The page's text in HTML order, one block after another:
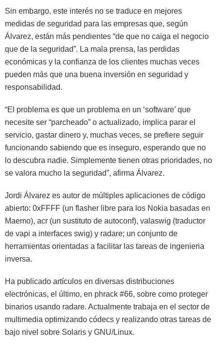
Sin embargo, este interés no se traduce en mejores
medidas de seguridad para las empresas que, según
Álvarez, están más pendientes “de que no caiga el negocio
que de la seguridad”. La mala prensa, las perdidas
económicas y la confianza de los clientes muchas veces
pueden más que una buena inversión en seguridad y
responsabilidad.
“El problema es que un problema en un ‘software’ que
necesite ser “parcheado” o actualizado, implica parar el
servicio, gastar dinero y, muchas veces, se prefiere seguir
funcionando sabiendo que es inseguro, esperando que no
lo descubra nadie. Simplemente tienen otras prioridades, no
se valora mucho la seguridad”, afirma Álvarez.
Jordi Álvarez es autor de múltiples aplicaciones de código
abierto: 0xFFFF (un flasher libre para los Nokia basadas en
Maemo), acr (un sustituto de autoconf), valaswig (traductor
de vapi a interfaces swig) y radare; un conjunto de
herramientas orientadas a facilitar las tareas de ingenieria
inversa.
Ha publicado artículos en diversas distribuciones
electrónicas, el último, en phrack #66, sobre como proteger
binarios usando radare. Actualmente trabaja en el sector de
multimedia optimizando códecs y realizando otras tareas de
bajo nivel sobre Solaris y GNU/Linux.